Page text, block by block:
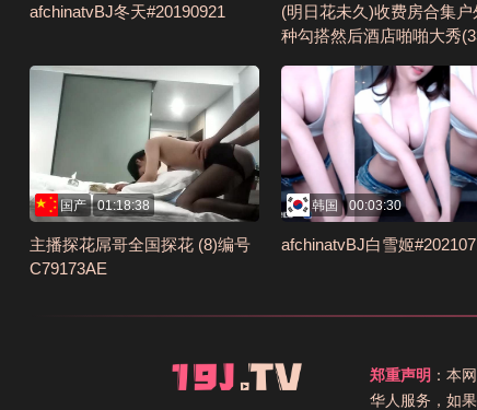
afchinatvBJ冬天#20190921
(明日花未久)收费房合集户
种勾搭然后酒店啪啪大秀
国产 01:18:38
主播探花屌哥全国探花 (8)编号
C79173AE
韩国 00:03:30
afchinatvBJ白雪姬
郑重声明 ：本
华人服务，如